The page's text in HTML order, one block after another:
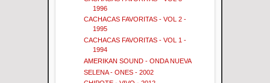
1996
CACHACAS FAVORITAS - VOL 2 -
1995
CACHACAS FAVORITAS - VOL 1 -
1994
AMERIKAN SOUND - ONDA NUEVA
SELENA - ONES - 2002